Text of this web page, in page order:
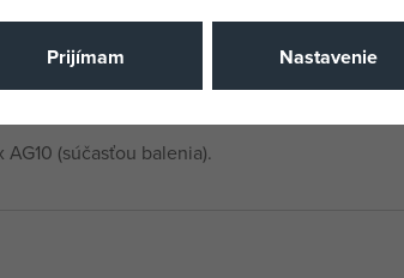
sa deti zoznamujú s nástrojmi,
odbúrať stres z budúcich
(súčasťou balenia).
Prijímam Nastavenie